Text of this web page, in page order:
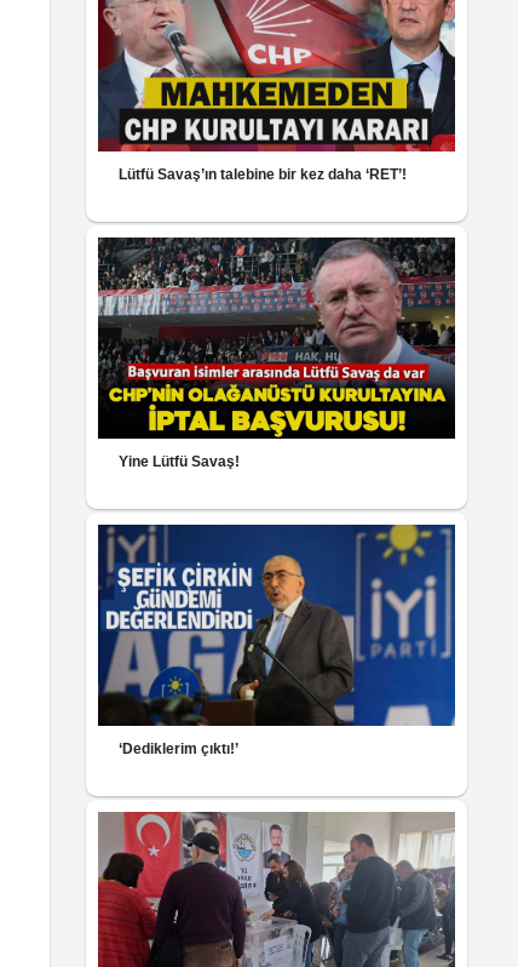
Lütfü Savaş’ın talebine bir kez daha ‘RET’!
Yine Lütfü Savaş!
‘Dediklerim çıktı!’